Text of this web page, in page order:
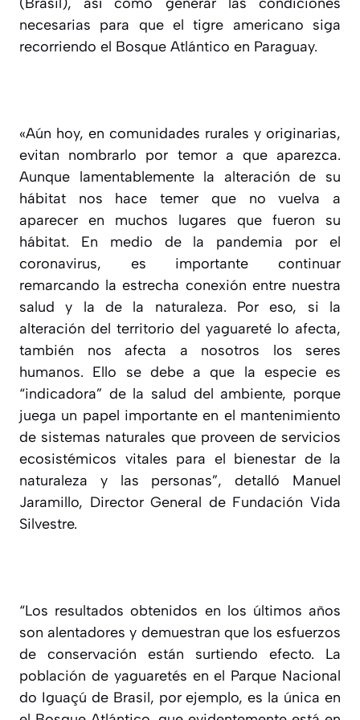
necesarias para que el tigre americano siga
recorriendo el Bosque Atlántico en Paraguay.
«Aún hoy, en comunidades rurales y originarias,
evitan nombrarlo por temor a que aparezca.
Aunque lamentablemente la alteración de su
hábitat nos hace temer que no vuelva a
aparecer en muchos lugares que fueron su
hábitat. En medio de la pandemia por el
coronavirus, es importante continuar
remarcando la estrecha conexión entre nuestra
salud y la de la naturaleza. Por eso, si la
alteración del territorio del yaguareté lo afecta,
también nos afecta a nosotros los seres
humanos. Ello se debe a que la especie es
“indicadora” de la salud del ambiente, porque
juega un papel importante en el mantenimiento
de sistemas naturales que proveen de servicios
ecosistémicos vitales para el bienestar de la
naturaleza y las personas”, detalló Manuel
Jaramillo, Director General de Fundación Vida
Silvestre.
“Los resultados obtenidos en los últimos años
son alentadores y demuestran que los esfuerzos
de conservación están surtiendo efecto. La
población de yaguaretés en el Parque Nacional
do Iguaçú de Brasil, por ejemplo, es la única en